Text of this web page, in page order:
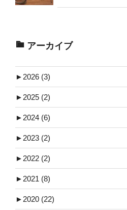
アーカイブ
► 2026 (3)
► 2025 (2)
► 2024 (6)
► 2023 (2)
► 2022 (2)
► 2021 (8)
► 2020 (22)